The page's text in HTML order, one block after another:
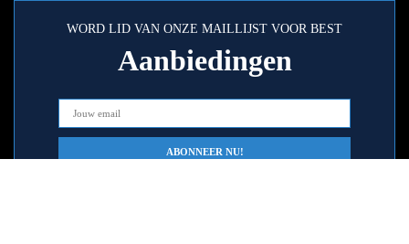
WORD LID VAN ONZE MAILLIJST VOOR BEST
Aanbiedingen